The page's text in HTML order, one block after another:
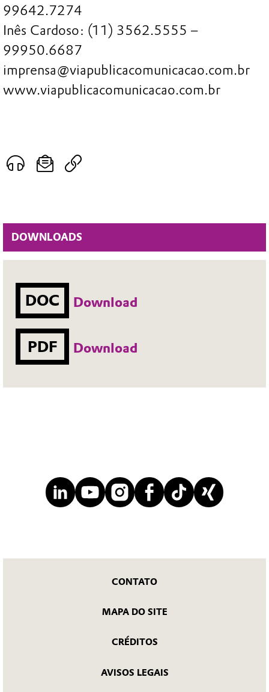
DOWNLOADS
DOC Download
PDF Download
99642.7274
Inês Cardoso: (11) 3562.5555 –
99950.6687
imprensa@viapublicacomunicacao.com.br
www.viapublicacomunicacao.com.br
CONTATO
MAPA DO SITE
CRÉDITOS
AVISOS LEGAIS